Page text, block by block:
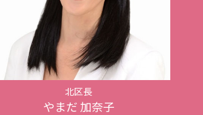
北区長
やまだ 加奈子